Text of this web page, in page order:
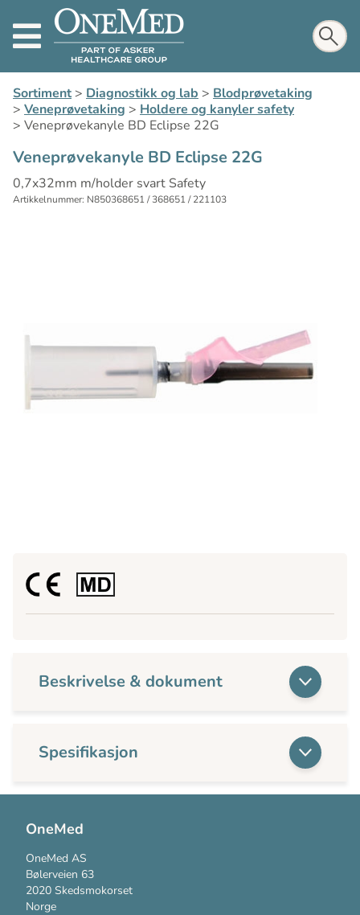
Sortiment> Diagnostikk og lab > Blodprøvetaking
> Veneprøvetaking > Holdere og kanyler safety
> Veneprøvekanyle BD Eclipse 22G
Veneprøvekanyle BD Eclipse 22G
0,7x32mm m/holder svart Safety
Artikkelnummer: N850368651 / 368651 / 221103
Beskrivelse & dokument
Spesifikasjon
OneMed
OneMed AS
Bølerveien 63
2020 Skedsmokorset
Norge